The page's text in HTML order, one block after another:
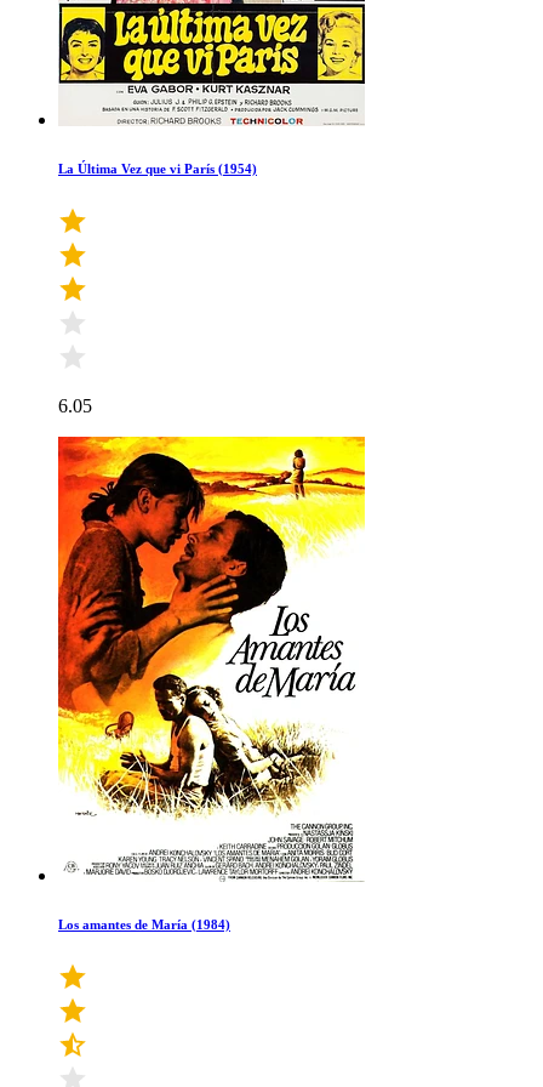
La Última Vez que vi París (1954)
6.05
Los amantes de María (1984)